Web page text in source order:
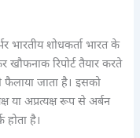
भारतीय शोधकर्ता भारत के
खौफनाक रिपोर्ट तैयार करते
फैलाया जाता है। इसको
या अप्रत्यक्ष रूप से अर्बन
है।